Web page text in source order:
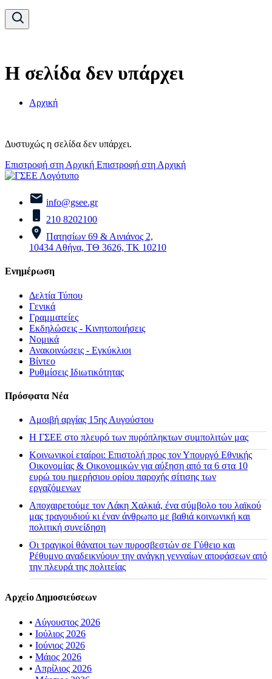
Η σελίδα δεν υπάρχει
Αρχική
Δυστυχώς η σελίδα δεν υπάρχει.
Επιστροφή στη Αρχική Επιστροφή στη Αρχική
info@gsee.gr
210 8202100
Πατησίων 69 & Αινιάνος 2,
10434 Αθήνα, ΤΘ 3626, ΤΚ 10210
Ενημέρωση
Δελτία Τύπου
Γενικά
Γραμματείες
Εκδηλώσεις - Κινητοποιήσεις
Νομικά
Ανακοινώσεις - Εγκύκλιοι
Βίντεο
Ρυθμίσεις Ιδιωτικότητας
Πρόσφατα Νέα
Αμοιβή αργίας 15ης Αυγούστου
H ΓΣΕΕ στο πλευρό των πυρόπληκτων συμπολιτών μας
Κοινωνικοί εταίροι: Επιστολή προς τον Υπουργό Εθνικής
Οικονομίας & Οικονομικών για αύξηση από τα 6 στα 10
ευρώ του ημερήσιου ορίου παροχής σίτισης των
εργαζόμενων
Αποχαιρετούμε τον Λάκη Χαλκιά, ένα σύμβολο του λαϊκού
μας τραγουδιού κι έναν άνθρωπο με βαθιά κοινωνική και
πολιτική συνείδηση
Οι τραγικοί θάνατοι των πυροσβεστών σε Γύθειο και
Ρέθυμνο αναδεικνύουν την ανάγκη γενναίων αποφάσεων από
την πλευρά της πολιτείας
Αρχείο Δημοσιεύσεων
• Αύγουστος 2026
• Ιούλιος 2026
• Ιούνιος 2026
• Μάιος 2026
• Απρίλιος 2026